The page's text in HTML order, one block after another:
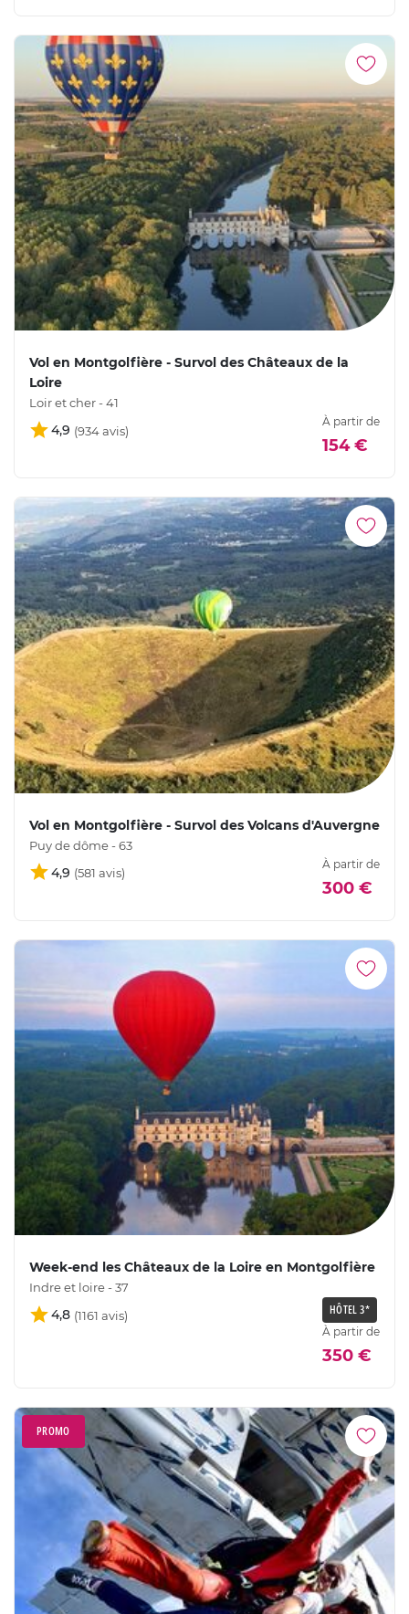
Vol en Montgolfière - Survol des Châteaux de la
Loire
Loir et cher - 41
4,9
À partir de
154 €
Vol en Montgolfière - Survol des Volcans d'Auvergne
Puy de dôme - 63
4,9
À partir de
300 €
Week-end les Châteaux de la Loire en Montgolfière
Indre et loire - 37
4,8 HÔTEL 3*
À partir de
350 €
PROMO